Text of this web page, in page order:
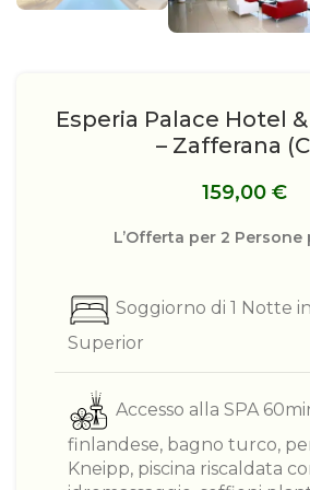
Esperia Palace Hotel
– Zafferana
159,00 €
L’Offerta per 2 Persone
Soggiorno di 1 Notte
Superior
Accesso alla SPA
finlandese, bagno turco,
Kneipp, piscina riscaldata